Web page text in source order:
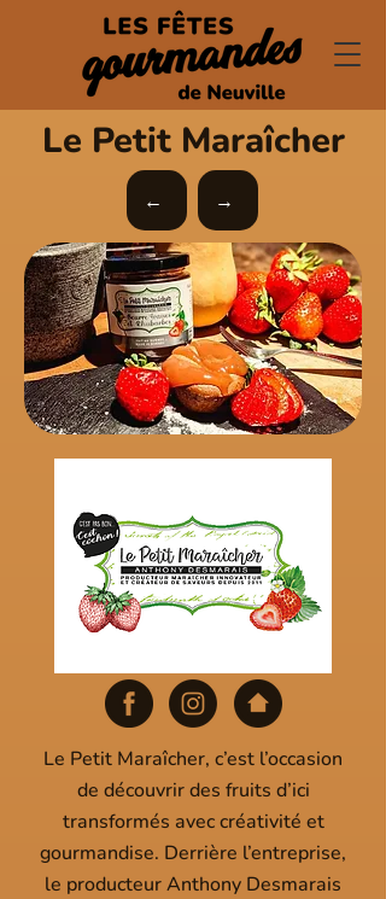
Le Petit Maraîcher
← →
Le Petit Maraîcher, c’est l’occasion
de découvrir des fruits d’ici
transformés avec créativité et
gourmandise. Derrière l’entreprise,
le producteur Anthony Desmarais